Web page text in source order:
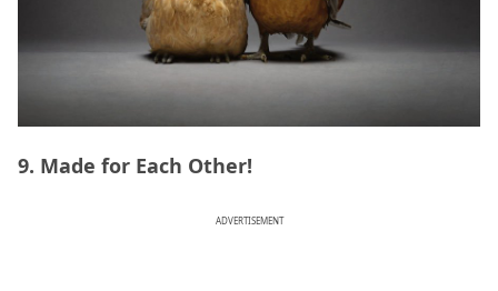
9. Made for Each Other!
ADVERTISEMENT